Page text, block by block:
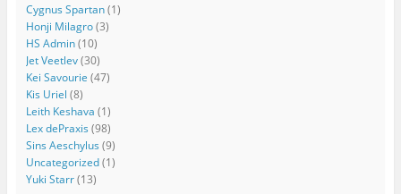
Cygnus Spartan(1)
Honji Milagro(3)
HS Admin(10)
Jet Veetlev(30)
Kei Savourie (47)
Kis Uriel (8)
Leith Keshava (1)
Lex dePraxis (98)
Sins Aeschylus (9)
Uncategorized(1)
Yuki Starr(13)